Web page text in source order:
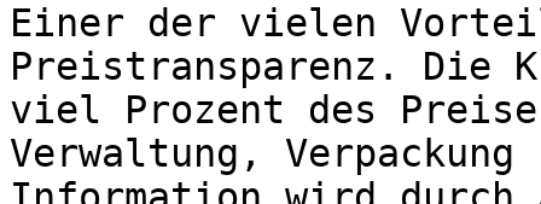
Einer der vielen
Preistransparenz. Die
viel Prozent des
Verwaltung,